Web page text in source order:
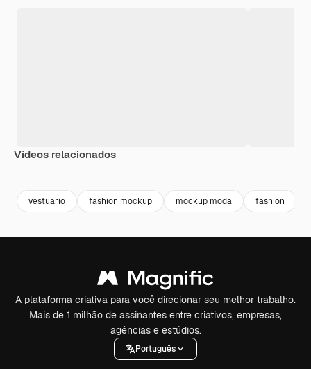
Vídeos relacionados
vestuario fashion mockup mockup moda fashion
A plataforma criativa para você direcionar seu melhor trabalho.
Mais de 1 milhão de assinantes entre criativos, empresas,
agências e estúdios.
Português